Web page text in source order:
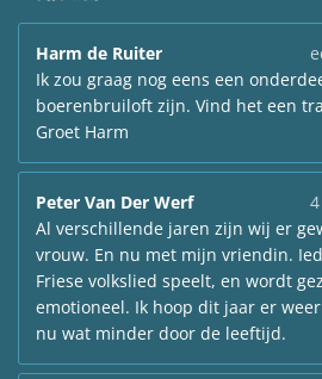
Harm de Ruiter
Ik zou graag nog eens een
boerenbruiloft zijn. Vind het een
Groet Harm
Peter Van Der Werf
Al verschillende jaren zijn wij er
vrouw. En nu met mijn vriendin.
Friese volkslied speelt, en wordt
emotioneel. Ik hoop dit jaar er
nu wat minder door de leeftijd.